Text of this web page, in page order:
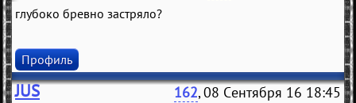
глубоко бревно застряло?
Профиль
JUS 162, 08 Сентября 16 18:45